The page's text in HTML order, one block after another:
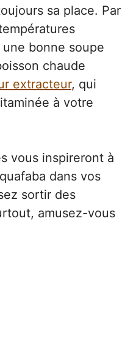
sa place. Par
bonne soupe
chaude
extracteur, qui
à votre
vous inspireront à
dans vos
sortir des
amusez-vous